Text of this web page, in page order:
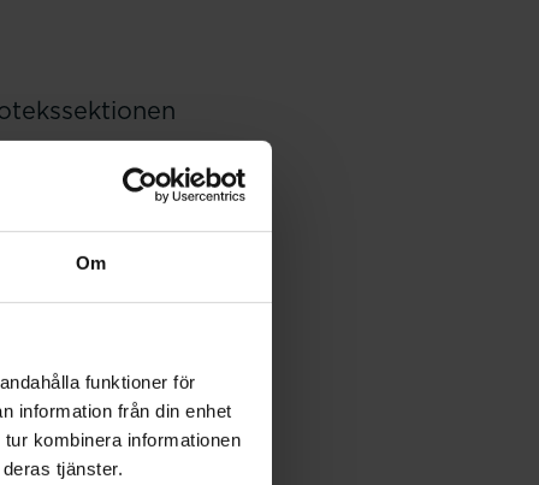
Om
funktioner för
information från din enhet
kombinera informationen
tjänster.
anpassade
knuten till
till anställda på
att undersöka
kommer att